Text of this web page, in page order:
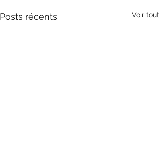
Posts récents Voir tout